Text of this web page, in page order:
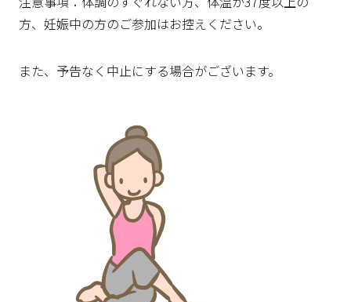
方、妊娠中の方のご参加はお控えください。
また、予告なく中止にする場合がございます。